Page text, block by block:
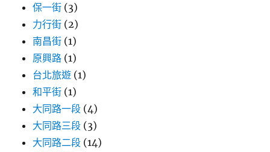
保一街 (3)
力行街 (2)
南昌街 (1)
原興路 (1)
台北旅遊 (1)
和平街 (1)
大同路一段 (4)
大同路三段 (3)
大同路二段 (14)